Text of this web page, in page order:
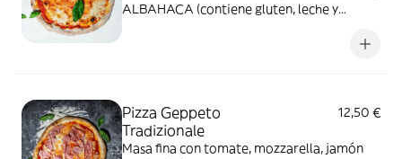
ALBAHACA (contiene gluten, leche y
Pizza Geppeto
Tradizionale
12,50 €
Masa fina con tomate, mozzarella, jamón